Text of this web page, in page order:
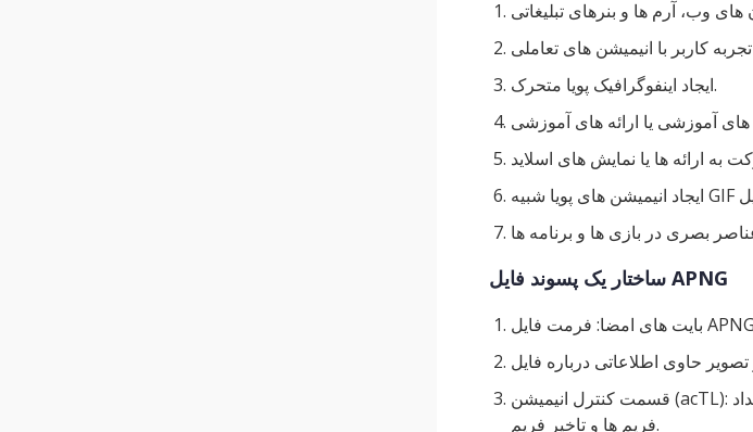
تجربه کاربر با انیمیشن های تعاملی
ایجاد اینفوگرافیک پویا متحرک.
ساختار یک پسوند فایل APNG
قسمت کنترل انیمیشن (acTL): قسمت کنترل انیمیشن شامل اطلاعاتی در مورد انیمیشن است، مانند تعداد
فریم ها و تاخیر فریم.